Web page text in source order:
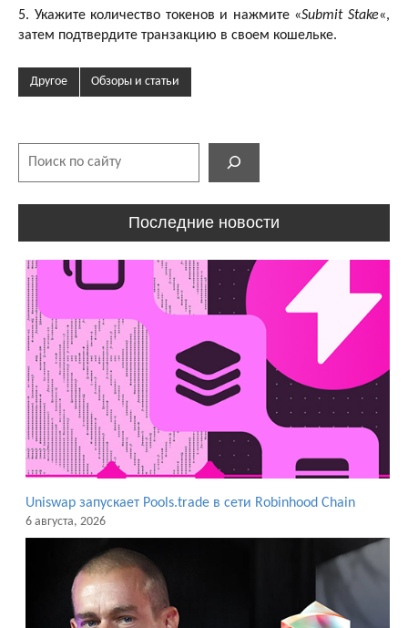
5. Укажите количество токенов и нажмите «Submit Stake«,
затем подтвердите транзакцию в своем кошельке.
Другое Обзоры и статьи
Последние новости
Uniswap запускает Pools.trade в сети Robinhood Chain
6 августа, 2026